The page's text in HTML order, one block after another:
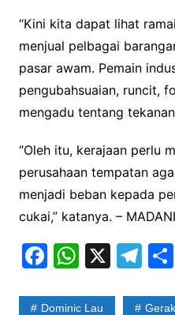
“Kini kita dapat lihat
menjual pelbagai
pasar awam. Pemain
pengubahsuaian, runcit,
mengadu tentang
“Oleh itu, kerajaan perlu
perusahaan tempatan
menjadi beban kepada
cukai,” katanya. –
F
c
W
at
X T
e
S
Dominic Lau